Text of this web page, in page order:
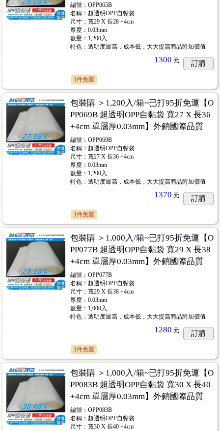
編號：OPP065B
名稱：超透明OPP自黏袋
尺寸：寬29 X 長28 +4cm
厚度：0.03mm
數量：1,200入
特色：透明度最高，成本低，大大提高商品附加價值
1300 元 訂購
1件免運
包裝購 ＞1,200入/箱~已打95折免運【O
PP069B 超透明OPP自黏袋 寬27 X 長36
+4cm 單層厚0.03mm】外銷國際品質
編號：OPP069B
名稱：超透明OPP自黏袋
尺寸：寬27 X 長36 +4cm
厚度：0.03mm
數量：1,200入
特色：透明度最高，成本低，大大提高商品附加價值
1370 元 訂購
1件免運
包裝購 ＞1,000入/箱~已打95折免運【O
PP077B 超透明OPP自黏袋 寬29 X 長38
+4cm 單層厚0.03mm】外銷國際品質
編號：OPP077B
名稱：超透明OPP自黏袋
尺寸：寬29 X 長38 +4cm
厚度：0.03mm
數量：1,000入
特色：透明度最高，成本低，大大提高商品附加價值
1280 元 訂購
1件免運
包裝購 ＞1,000入/箱~已打95折免運【O
PP083B 超透明OPP自黏袋 寬30 X 長40
+4cm 單層厚0.03mm】外銷國際品質
編號：OPP083B
名稱：超透明OPP自黏袋
尺寸：寬30 X 長40 +4cm